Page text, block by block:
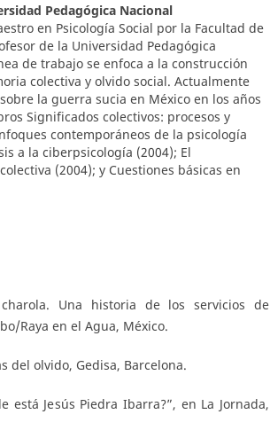
Pedagógica Nacional
en Psicología Social por la Facultad de
de la Universidad Pedagógica
de trabajo se enfoca a la construcción
colectiva y olvido social. Actualmente
la guerra sucia en México en los años
Significados colectivos: procesos y
contemporáneos de la psicología
a la ciberpsicología (2004); El
(2004); y Cuestiones básicas en
Una historia de los servicios de
Raya en el Agua, México.
del olvido, Gedisa, Barcelona.
está Jesús Piedra Ibarra?”, en La Jornada,